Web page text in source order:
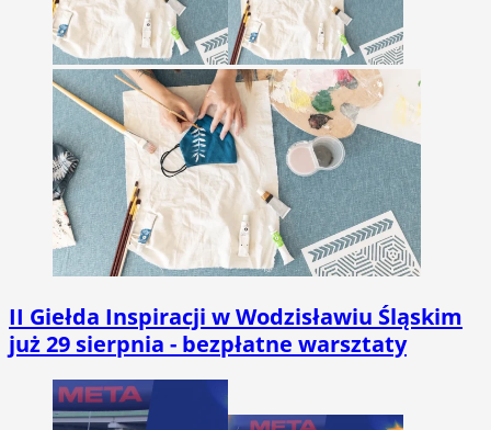
II Giełda Inspiracji w Wodzisławiu Śląskim
już 29 sierpnia - bezpłatne warsztaty